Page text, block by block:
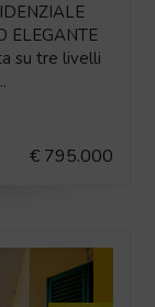
ELEGANTE
su tre livelli
€ 795.000